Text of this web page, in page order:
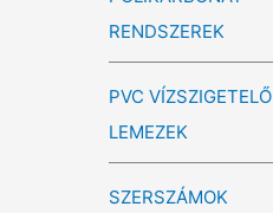
RENDSZEREK
PVC VÍZSZIGETELŐ
LEMEZEK
SZERSZÁMOK